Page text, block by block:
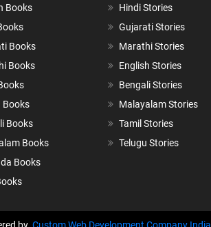
Books
Books
Books
Books
Books
Books
Books
Hindi Stories
Gujarati Stories
Marathi Stories
English Stories
Bengali Stories
Malayalam Stories
Tamil Stories
Telugu Stories